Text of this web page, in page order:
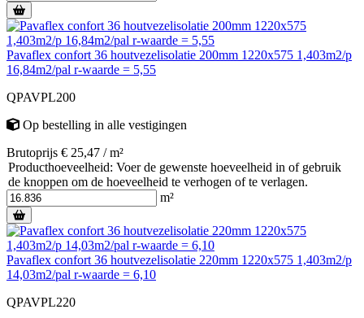
Pavaflex confort 36 houtvezelisolatie 200mm 1220x575 1,403m2/p
16,84m2/pal r-waarde = 5,55
QPAVPL200
Op bestelling in alle vestigingen
Brutoprijs € 25,47 / m²
Producthoeveelheid: Voer de gewenste hoeveelheid in of gebruik
de knoppen om de hoeveelheid te verhogen of te verlagen.
m²
Pavaflex confort 36 houtvezelisolatie 220mm 1220x575 1,403m2/p
14,03m2/pal r-waarde = 6,10
QPAVPL220